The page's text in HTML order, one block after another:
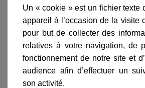
Informations produit
marque
Un « cookie » est un fichier texte
appareil à l’occasion de la visite
pour but de collecter des
relatives à votre navigation, de
fonctionnement de notre site et
audience afin d’effectuer un
son activité.